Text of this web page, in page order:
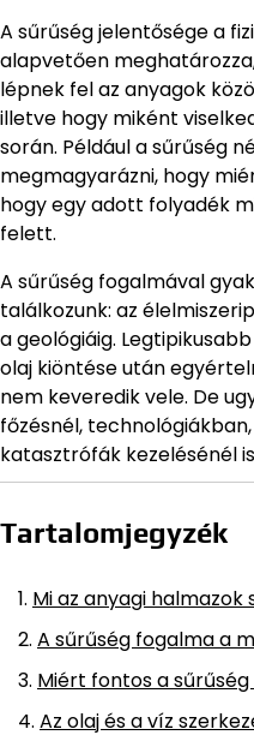
A sűrűség jelentősége a
alapvetően
lépnek fel az anyagok
illetve hogy miként
során. Például a sűrűség
megmagyarázni, hogy
hogy egy adott folyadék
felett.
A sűrűség fogalmával
találkozunk: az
a geológiáig.
olaj kiöntése után
nem keveredik vele. De
főzésnél,
katasztrófák kezelésénél
Tartalomjegyzék
Mi az anyagi
A sűrűség fogalma a
Miért fontos a
Az olaj és a víz